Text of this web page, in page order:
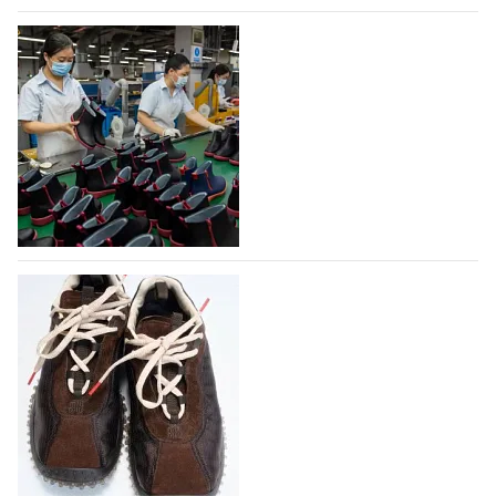
07.08.2026 432
На платформе Lamoda - новый раздел и
условия продвижения локальных
дизайнерских марок
Российский маркетплейс Lamoda решил обновить
раздел для продажи продукции локальных
дизайнерских марок одежды, обуви и аксессуаров.
Бренды также получат маркетинговую…
06.08.2026 589
Объем мирового производства обуви в
2025 году практически не увеличился
В 2025 году мировое производство обуви
практически не изменилось, зафиксировав
незначительный рост на 0,1% до 24,6 млрд пар, -
данные опубликованы в аналитическом вестнике
«Всемирный ежегодник обуви 2026», Португальской